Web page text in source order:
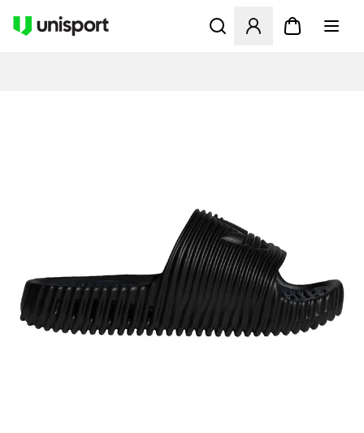
Åbner en Modal til at